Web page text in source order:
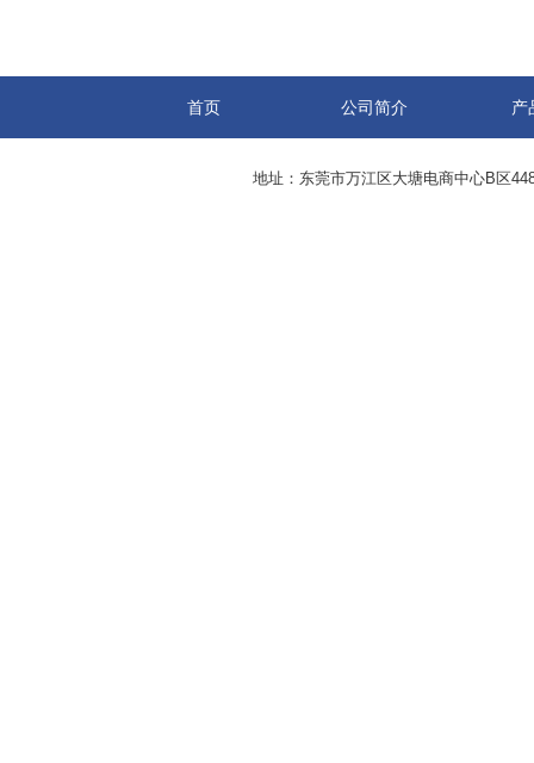
首页 公司简介 产
地址：东莞市万江区大塘电商中心B区